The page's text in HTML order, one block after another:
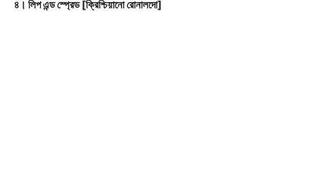
৪। লিপ এন্ড স্প্রেড [ক্রিশ্চিয়ানো রোনালদো]